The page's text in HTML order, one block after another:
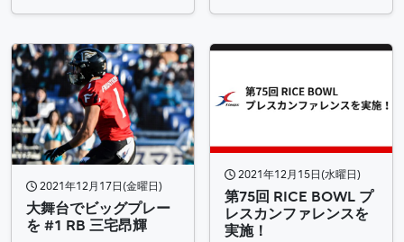
2021年12月17日(金曜日)
大舞台でビッグプレー
を #1 RB 三宅昂輝
2021年12月15日(水曜日)
第75回 RICE BOWL プ
レスカンファレンスを
実施！